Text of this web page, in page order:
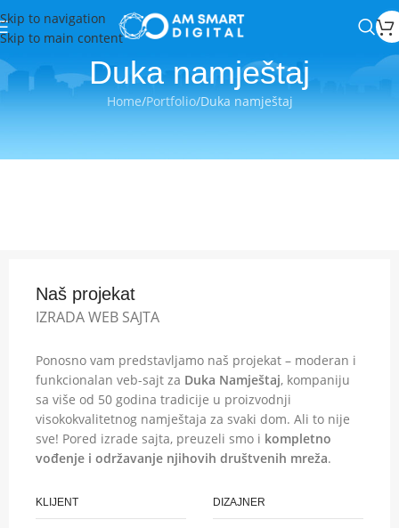
Skip to navigation
Skip to main content
Duka namještaj
Home Portfolio Duka namještaj
Naš projekat
IZRADA WEB SAJTA
Ponosno vam predstavljamo naš projekat – moderan i
funkcionalan veb-sajt za Duka Namještaj, kompaniju
sa više od 50 godina tradicije u proizvodnji
visokokvalitetnog namještaja za svaki dom. Ali to nije
sve! Pored izrade sajta, preuzeli smo i kompletno
vođenje i održavanje njihovih društvenih mreža.
KLIJENT DIZAJNER